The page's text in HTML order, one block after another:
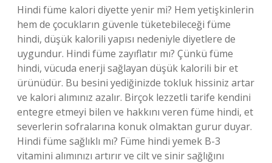
Hindi füme kalori diyette yenir mi? Hem yetişkinlerin
hem de çocukların güvenle tüketebileceği füme
hindi, düşük kalorili yapısı nedeniyle diyetlere de
uygundur. Hindi füme zayıflatır mı? Çünkü füme
hindi, vücuda enerji sağlayan düşük kalorili bir et
ürünüdür. Bu besini yediğinizde tokluk hissiniz artar
ve kalori alımınız azalır. Birçok lezzetli tarife kendini
entegre etmeyi bilen ve hakkını veren füme hindi, et
severlerin sofralarına konuk olmaktan gurur duyar.
Hindi füme sağlıklı mı? Füme hindi yemek B-3
vitamini alımınızı artırır ve cilt ve sinir sağlığını